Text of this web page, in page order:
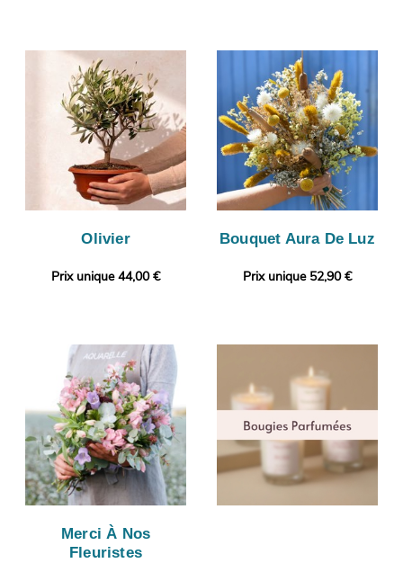
Olivier
Prix unique 44,00 €
Bouquet Aura De Luz
Prix unique 52,90 €
Merci À Nos
Fleuristes